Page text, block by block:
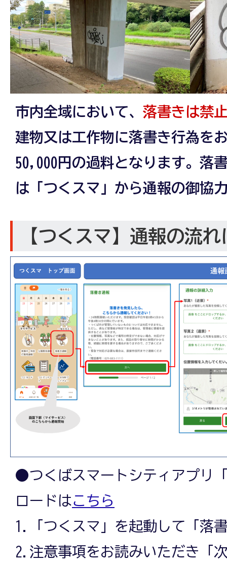
市内全域において、 落書きは禁
建物又は工作物に落書き行為を
50,000円の過料となります。落
は「つくスマ」から通報の御協
【つくスマ】通報の流
●つくばスマートシティアプリ
ロードはこちら
1.「つくスマ」を起動して「落
2.注意事項をお読みいただき「